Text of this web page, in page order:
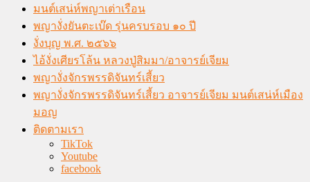
มนต์เสน่ห์พญาเต่าเรือน
พญางั่งยันตะเบ๊ด รุ่นครบรอบ ๑๐ ปี
งั่งบุญ พ.ศ. ๒๕๖๖
ไอ้งั่งเศียรโล้น หลวงปู่สิมมา/อาจารย์เจียม
พญางั่งจักรพรรดิจันทร์เสี้ยว
พญางั่งจักรพรรดิจันทร์เสี้ยว อาจารย์เจียม มนต์เสน่ห์เมือง
มอญ
ติดตามเรา
TikTok
Youtube
facebook